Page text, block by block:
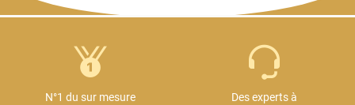
N°1 du sur mesure
Des experts à